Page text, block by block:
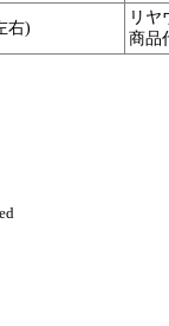
右)
リヤ
商品